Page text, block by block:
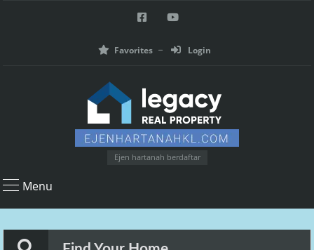
Favorites Login
Ejen hartanah berdaftar
Menu